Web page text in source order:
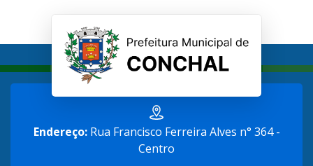
Endereço:Rua Francisco Ferreira Alves n° 364 -
Centro